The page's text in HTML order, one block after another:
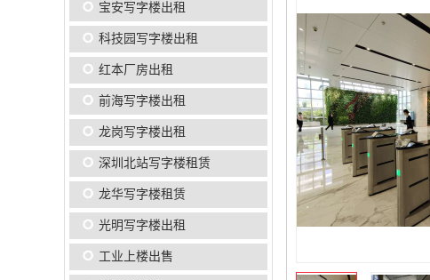
宝安写字楼出租
科技园写字楼出租
红本厂房出租
前海写字楼出租
龙岗写字楼出租
深圳北站写字楼租赁
龙华写字楼租赁
光明写字楼出租
工业上楼出售